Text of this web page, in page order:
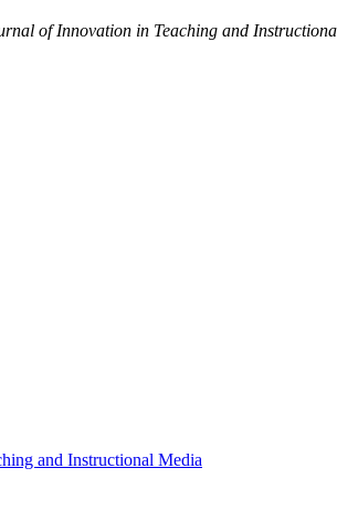
of Innovation in Teaching and
and Instructional Media